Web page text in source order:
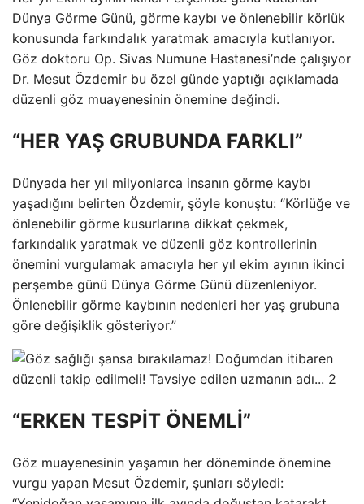
Dünya Görme Günü, görme kaybı ve önlenebilir körlük
konusunda farkındalık yaratmak amacıyla kutlanıyor.
Göz doktoru Op. Sivas Numune Hastanesi’nde çalışıyor
Dr. Mesut Özdemir bu özel günde yaptığı açıklamada
düzenli göz muayenesinin önemine değindi.
“HER YAŞ GRUBUNDA FARKLI”
Dünyada her yıl milyonlarca insanın görme kaybı
yaşadığını belirten Özdemir, şöyle konuştu: “Körlüğe ve
önlenebilir görme kusurlarına dikkat çekmek,
farkındalık yaratmak ve düzenli göz kontrollerinin
önemini vurgulamak amacıyla her yıl ekim ayının ikinci
perşembe günü Dünya Görme Günü düzenleniyor.
Önlenebilir görme kaybının nedenleri her yaş grubuna
göre değişiklik gösteriyor.”
“ERKEN TESPİT ÖNEMLİ”
Göz muayenesinin yaşamın her döneminde önemine
vurgu yapan Mesut Özdemir, şunları söyledi: